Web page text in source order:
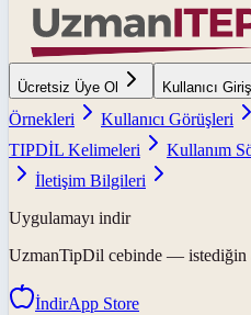
Ücretsiz Üye Ol Kullanıcı
Örnekleri
Kullanıcı Görüşleri
TIPDİL Kelimeleri
Kullanım
İletişim Bilgileri
Uygulamayı indir
UzmanTipDil cebinde — istediğin
İndirApp Store